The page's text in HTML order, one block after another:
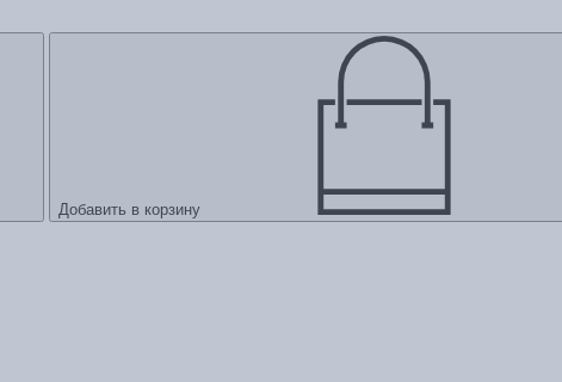
Добавить в корзину